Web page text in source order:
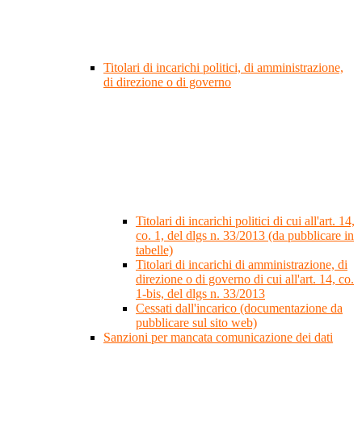
Titolari di incarichi politici, di amministrazione,
di direzione o di governo
Titolari di incarichi politici di cui all'art. 14,
co. 1, del dlgs n. 33/2013 (da pubblicare in
tabelle)
Titolari di incarichi di amministrazione, di
direzione o di governo di cui all'art. 14, co.
1-bis, del dlgs n. 33/2013
Cessati dall'incarico (documentazione da
pubblicare sul sito web)
Sanzioni per mancata comunicazione dei dati